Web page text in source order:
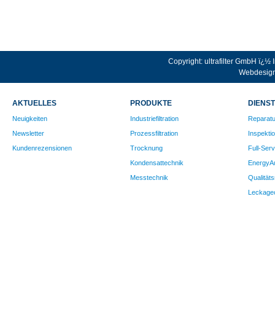
Copyright: ultrafilter GmbH
AKTUELLES
Neuigkeiten
Newsletter
Kundenrezensionen
PRODUKTE
Industriefiltration
Prozessfiltration
Trocknung
Kondensattechnik
Messtechnik
Full-